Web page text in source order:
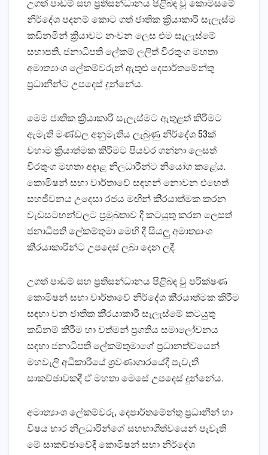
උගත් පාඩම් සහ ප්‍රතිසන්ධානය පිළිබඳ වූ කොමිසමේ
නිර්දේශ පදනම් කොට ගත් ජාතික ක්‍රියාකාරී සැලැස්ම
කඩිනමින් ක්‍රියාවට නංවන ලෙස එම සැලැස්මේ
සභාපති, ජනාධිපති ලේකම් ලලිත් වීරතුංග මහතා
අමාත්‍යාංශ ලේකම්වරුන් ඇතුළු දෙපාර්තමේන්තු
ප්‍රධානීන්ට උපදෙස් දුන්නේය.
මෙම ජාතික ක්‍රියාකාරී සැලැස්මට ඇතුළත් කිරීමට
ඇමැති මණ්ඩල අනුමැතිය ලැබුණු නිර්දේශ 53ක්
වහාම ක්‍රියාත්මක කිරීමට පියවර ගන්නා ලෙසත්
වීරතුංග මහතා අදාළ නිලධාරීන්ට නියෝග කළේය.
කොමිෂන් සභා වාර්තාවේ සඳහන් නොවන එහෙත්
සහජීවනය උදෙසා රජය මඟින් කි‍්‍රයාත්මක කරන
වැඩසටහන්වලට ප‍්‍රමුඛතාව දී කටයුතු කරන ලෙසත්
ජනාධිපති ලේකම්තුමා මෙහි දී සියලු අමාත්‍යාංශ
කි‍්‍රයාකාරීන්ට උපදෙස් ලබා දෙන ලදී.
උගත් පාඩම් සහ ප‍්‍රතිසන්ධානය පිළිබඳ වු පරීක්ෂණ
කොමිෂන් සභා වාර්තාවේ නිර්දේශ කි‍්‍රයාත්මක කිරීම
සඳහා වන ජාතික කි‍්‍රයාකාරී සැලැස්මේ කටයුතු
කඩිනම් කිරීම හා වත්මන් ප‍්‍රගතිය සමාලෝචනය
සඳහා ජනාධිපති ලේකම්තුමාගේ ප‍්‍රධානත්වයෙන්
මහවැලි අධිකාරියේ ශ්‍රවණාගාරයේදී පැවැති
සාකච්ඡාවකදී ඒ මහතා මෙසේ උපදෙස් දුන්නේය.
අමාත්‍යාංශ ලේකම්වරු, දෙපාර්තමේන්තු ප‍්‍රධානීන් හා
විෂය භාර නිලධාරීන්ගේ සහභාගීත්වයෙන් පැවැති
මේ සාකච්ඡාවේදී කොමිෂන් සභා නිර්දේශ